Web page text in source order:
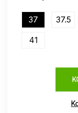
37 37.5
41